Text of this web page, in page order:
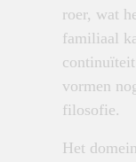
roer, wat
familiaal
vormen
filosofie.
Het